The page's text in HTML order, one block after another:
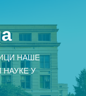
НАШЕ
У